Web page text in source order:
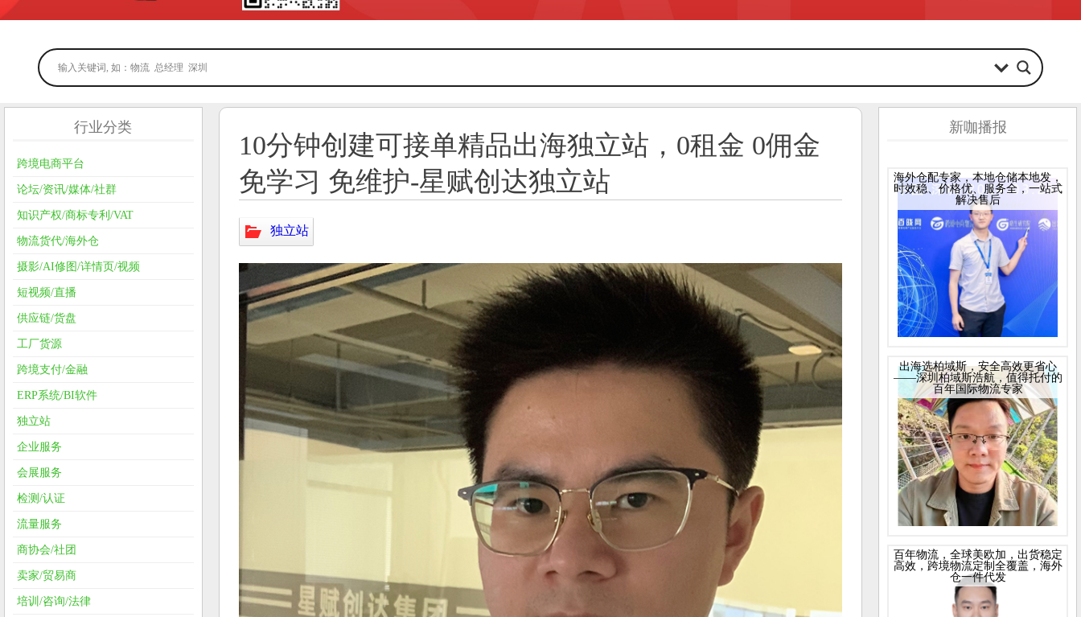
10分钟创建可接单精品出海独立站，0租金 0佣金
免学习 免维护-星赋创达独立站
独立站
行业分类
跨境电商平台
论坛/资讯/媒体/社群
知识产权/商标专利/VAT
物流货代/海外仓
摄影/AI修图/详情页/视频
短视频/直播
供应链/货盘
工厂货源
跨境支付/金融
ERP系统/BI软件
独立站
企业服务
会展服务
检测/认证
流量服务
商协会/社团
卖家/贸易商
培训/咨询/法律
新咖播报
海外仓配专家，本地仓储本地发，
时效稳、价格优、服务全，一站式
解决售后
出海选柏域斯，安全高效更省心
——深圳柏域斯浩航，值得托付的
百年国际物流专家
百年物流，全球美欧加，出货稳定
高效，跨境物流定制全覆盖，海外
仓一件代发